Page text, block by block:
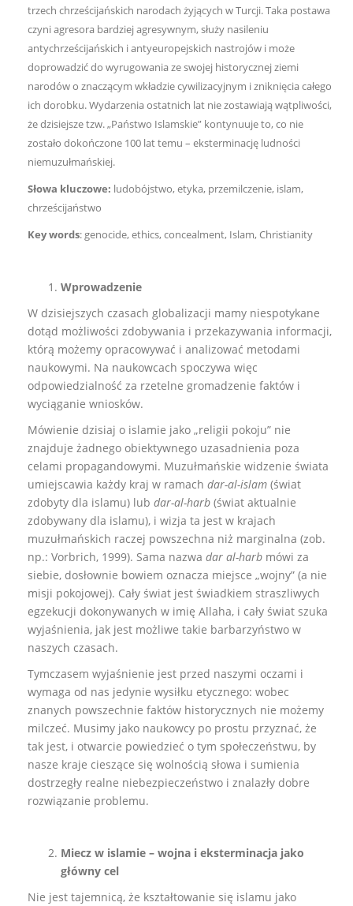
trzech chrześcijańskich narodach żyjących w Turcji. Taka postawa
czyni agresora bardziej agresywnym, służy nasileniu
antychrześcijańskich i antyeuropejskich nastrojów i może
doprowadzić do wyrugowania ze swojej historycznej ziemi
narodów o znaczącym wkładzie cywilizacyjnym i zniknięcia całego
ich dorobku. Wydarzenia ostatnich lat nie zostawiają wątpliwości,
że dzisiejsze tzw. „Państwo Islamskie” kontynuuje to, co nie
zostało dokończone 100 lat temu – eksterminację ludności
niemuzułmańskiej.
Słowa kluczowe: ludobójstwo, etyka, przemilczenie, islam,
chrześcijaństwo
Key words: genocide, ethics, concealment, Islam, Christianity
Wprowadzenie
W dzisiejszych czasach globalizacji mamy niespotykane
dotąd możliwości zdobywania i przekazywania informacji,
którą możemy opracowywać i analizować metodami
naukowymi. Na naukowcach spoczywa więc
odpowiedzialność za rzetelne gromadzenie faktów i
wyciąganie wniosków.
Mówienie dzisiaj o islamie jako „religii pokoju” nie
znajduje żadnego obiektywnego uzasadnienia poza
celami propagandowymi. Muzułmańskie widzenie świata
umiejscawia każdy kraj w ramach dar-al-islam (świat
zdobyty dla islamu) lub dar-al-harb (świat aktualnie
zdobywany dla islamu), i wizja ta jest w krajach
muzułmańskich raczej powszechna niż marginalna (zob.
np.: Vorbrich, 1999). Sama nazwa dar al-harb mówi za
siebie, dosłownie bowiem oznacza miejsce „wojny” (a nie
misji pokojowej). Cały świat jest świadkiem straszliwych
egzekucji dokonywanych w imię Allaha, i cały świat szuka
wyjaśnienia, jak jest możliwe takie barbarzyństwo w
naszych czasach.
Tymczasem wyjaśnienie jest przed naszymi oczami i
wymaga od nas jedynie wysiłku etycznego: wobec
znanych powszechnie faktów historycznych nie możemy
milczeć. Musimy jako naukowcy po prostu przyznać, że
tak jest, i otwarcie powiedzieć o tym społeczeństwu, by
nasze kraje cieszące się wolnością słowa i sumienia
dostrzegły realne niebezpieczeństwo i znalazły dobre
rozwiązanie problemu.
Miecz w islamie – wojna i eksterminacja jako
główny cel
Nie jest tajemnicą, że kształtowanie się islamu jako